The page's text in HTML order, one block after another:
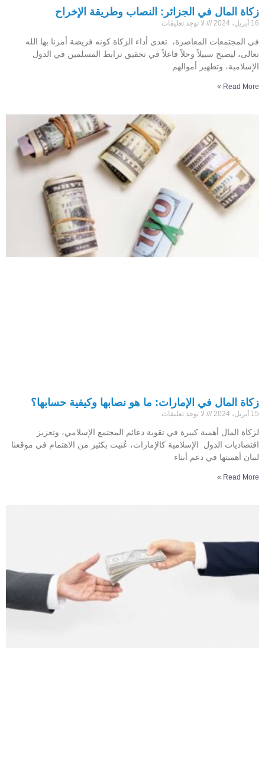
زكاة المال في الجزائر: النصاب وطريقة الإخراح
16 أبريل، 2024 لا توجد تعليقات
في المجتمعات المعاصرة، تعدى أداء الزكاة كونه فريضة أمرنا بها الله
تعالى، ليصبح سبيلاً وحلاً فاعلاً في تحقيق ترابط المسلمين في الدول
الإسلامية، وتطهير أموالهم
Read More »
زكاة المال في الإمارات: ما هو نصابها وكيفية حسابها؟
15 أبريل، 2024 لا توجد تعليقات
لزكاة المال أهمية كبيرة في تقوية دعائم المجتمع الإسلامي، وتعزيز
اقتصاديات الدول الإسلامية كالإمارات، عُنيت بكثير من الاهتمام في موقعنا
لبيان أهميتها في دعم أبناء
Read More »